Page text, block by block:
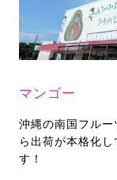
マンゴー
沖縄の南国フル
ら出荷が本格化
す！